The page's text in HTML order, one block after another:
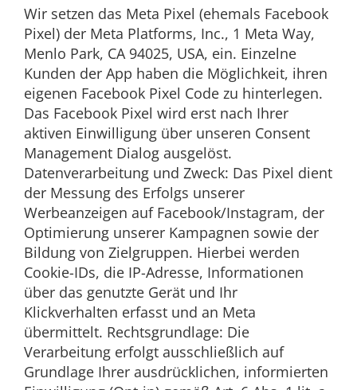
Wir setzen das Meta Pixel (ehemals Facebook
Pixel) der Meta Platforms, Inc., 1 Meta Way,
Menlo Park, CA 94025, USA, ein. Einzelne
Kunden der App haben die Möglichkeit, ihren
eigenen Facebook Pixel Code zu hinterlegen.
Das Facebook Pixel wird erst nach Ihrer
aktiven Einwilligung über unseren Consent
Management Dialog ausgelöst.
Datenverarbeitung und Zweck: Das Pixel dient
der Messung des Erfolgs unserer
Werbeanzeigen auf Facebook/Instagram, der
Optimierung unserer Kampagnen sowie der
Bildung von Zielgruppen. Hierbei werden
Cookie-IDs, die IP-Adresse, Informationen
über das genutzte Gerät und Ihr
Klickverhalten erfasst und an Meta
übermittelt. Rechtsgrundlage: Die
Verarbeitung erfolgt ausschließlich auf
Grundlage Ihrer ausdrücklichen, informierten